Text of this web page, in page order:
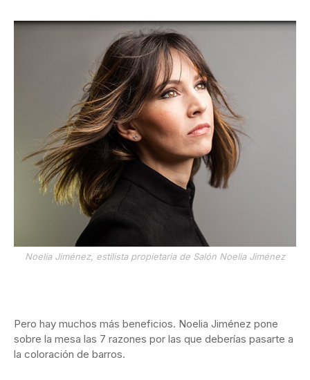
Noelia Jiménez, estilista propietaria de Salón Noelia Jiménez
Pero hay muchos más beneficios. Noelia Jiménez pone
sobre la mesa las 7 razones por las que deberías pasarte a
la coloración de barros.